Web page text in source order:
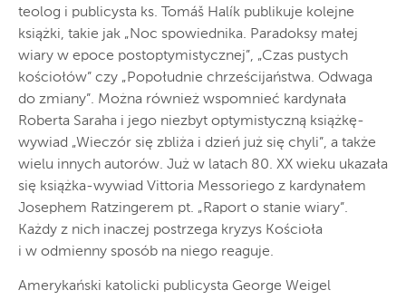
teolog i publicysta ks. Tomáš Halík publikuje kolejne
książki, takie jak „Noc spowiednika. Paradoksy małej
wiary w epoce postoptymistycznej”, „Czas pustych
kościołów” czy „Popołudnie chrześcijaństwa. Odwaga
do zmiany”. Można również wspomnieć kardynała
Roberta Saraha i jego niezbyt optymistyczną książkę-
wywiad „Wieczór się zbliża i dzień już się chyli”, a także
wielu innych autorów. Już w latach 80. XX wieku ukazała
się książka-wywiad Vittoria Messoriego z kardynałem
Josephem Ratzingerem pt. „Raport o stanie wiary”.
Każdy z nich inaczej postrzega kryzys Kościoła
i w odmienny sposób na niego reaguje.
Amerykański katolicki publicysta George Weigel